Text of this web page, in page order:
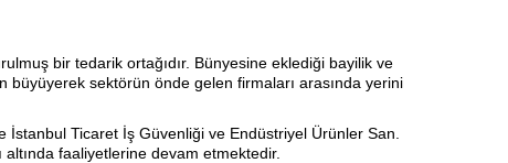
bir tedarik ortağıdır. Bünyesine eklediği bayilik ve
büyüyerek sektörün önde gelen firmaları arasında yerini
İstanbul Ticaret İş Güvenliği ve Endüstriyel Ürünler San.
altında faaliyetlerine devam etmektedir.